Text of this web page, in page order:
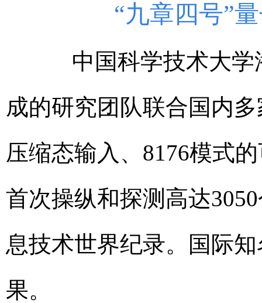
“九章四号”量
中国科学技术大学
成的研究团队联合国内
压缩态输入、8176模式
首次操纵和探测高达
息技术世界纪录。国际
果。